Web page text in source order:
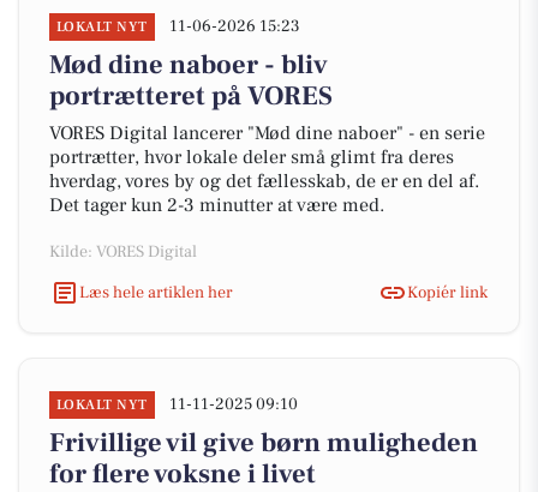
LOKALT NYT 11-06-2026 15:23
Mød dine naboer - bliv
portrætteret på VORES
VORES Digital lancerer "Mød dine naboer" - en serie
portrætter, hvor lokale deler små glimt fra deres
hverdag, vores by og det fællesskab, de er en del af.
Det tager kun 2-3 minutter at være med.
Kilde: VORES Digital
Læs hele artiklen her
Kopiér link
LOKALT NYT 11-11-2025 09:10
Frivillige vil give børn muligheden
for flere voksne i livet